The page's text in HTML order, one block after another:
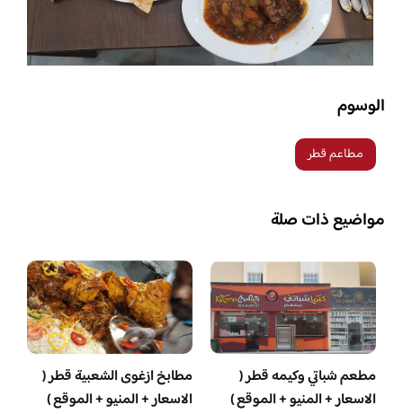
الوسوم
مطاعم قطر
مواضيع ذات صلة
مطعم شباتي وكيمه قطر (
الاسعار + المنيو + الموقع )
مطابخ ازغوى الشعبية قطر (
الاسعار + المنيو + الموقع )